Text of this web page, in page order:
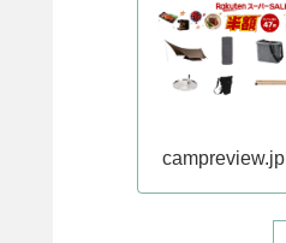
campreview.jp